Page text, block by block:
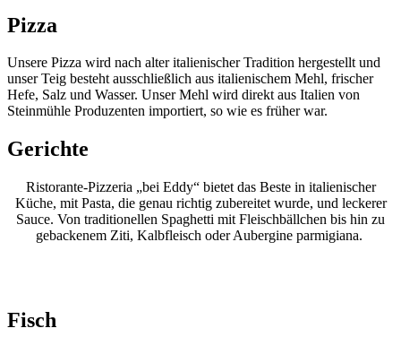
Pizza
Unsere Pizza wird nach alter italienischer Tradition hergestellt und
unser Teig besteht ausschließlich aus italienischem Mehl, frischer
Hefe, Salz und Wasser. Unser Mehl wird direkt aus Italien von
Steinmühle Produzenten importiert, so wie es früher war.
Gerichte
Ristorante-Pizzeria „bei Eddy“ bietet das Beste in italienischer
Küche, mit Pasta, die genau richtig zubereitet wurde, und leckerer
Sauce. Von traditionellen Spaghetti mit Fleischbällchen bis hin zu
gebackenem Ziti, Kalbfleisch oder Aubergine parmigiana.
Fisch